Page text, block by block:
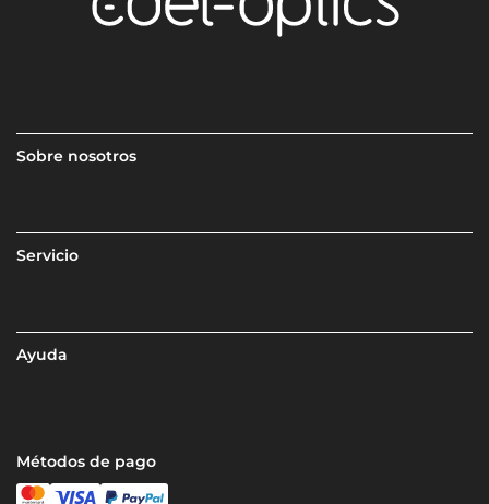
Sobre nosotros
Servicio
Ayuda
Métodos de pago